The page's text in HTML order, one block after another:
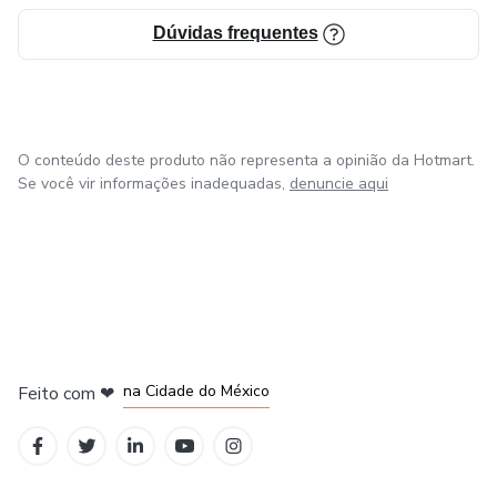
Ao estudar o livro de Apocalipse, é importante lembrar
que a compreensão correta e a aplicação prática de suas
Dúvidas frequentes
O conteúdo deste produto não representa a opinião da Hotmart.
Se você vir informações inadequadas, denuncie aqui
Feito com ❤ na Cidade do México